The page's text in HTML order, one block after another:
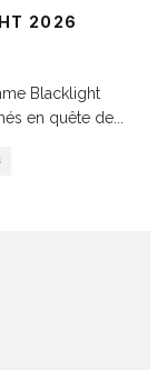
2026
Blacklight
en quête de